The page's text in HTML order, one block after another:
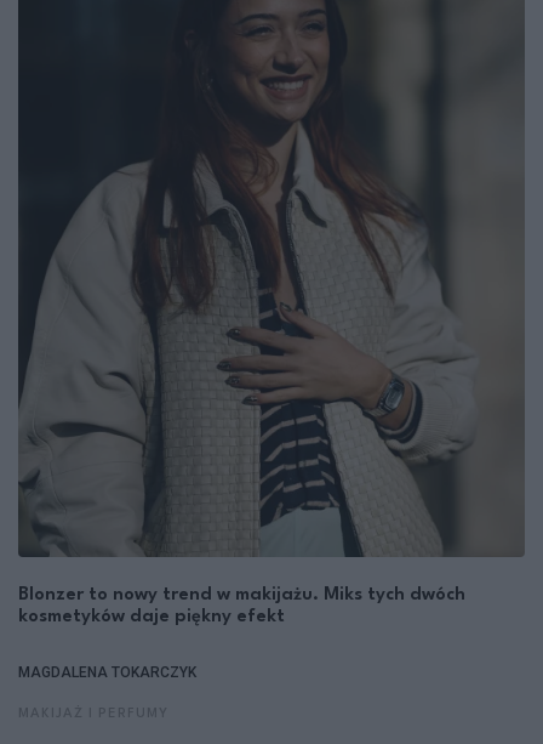
Blonzer to nowy trend w makijażu. Miks tych dwóch
kosmetyków daje piękny efekt
MAGDALENA TOKARCZYK